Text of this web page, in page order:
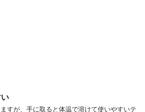
すが、手に取ると体温で溶けて使いやすいテ